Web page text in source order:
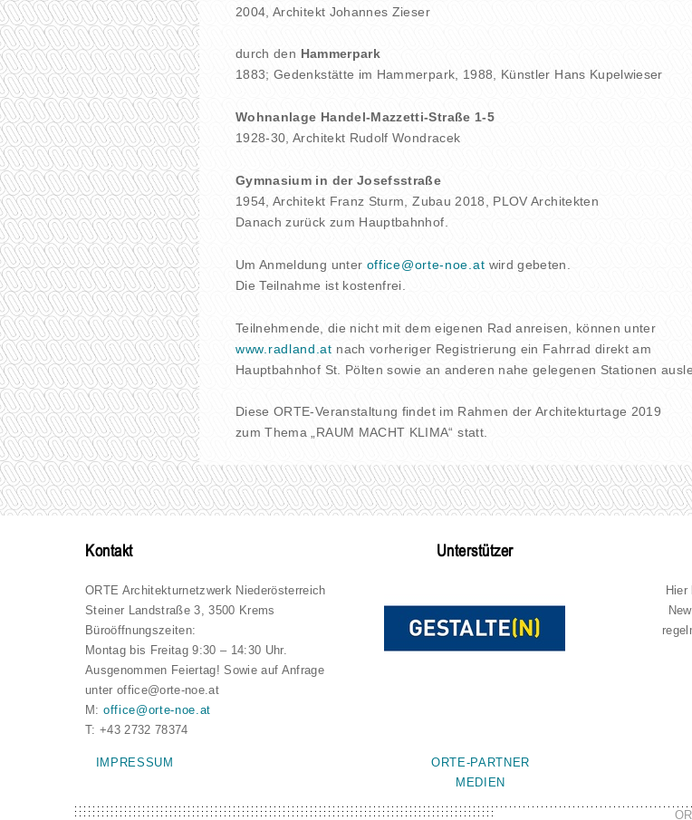
2004, Architekt Johannes Zieser
durch den Hammerpark
1883; Gedenkstätte im Hammerpark, 1988, Künstler Hans Kupelwieser
Wohnanlage Handel-Mazzetti-Straße 1-5
1928-30, Architekt Rudolf Wondracek
Gymnasium in der Josefsstraße
1954, Architekt Franz Sturm, Zubau 2018, PLOV Architekten
Danach zurück zum Hauptbahnhof.
Um Anmeldung unter office@orte-noe.at wird gebeten.
Die Teilnahme ist kostenfrei.
Teilnehmende, die nicht mit dem eigenen Rad anreisen, können unter
www.radland.at nach vorheriger Registrierung ein Fahrrad direkt am
Hauptbahnhof St. Pölten sowie an anderen nahe gelegenen Stationen
Diese ORTE-Veranstaltung findet im Rahmen der Architekturtage 2019
zum Thema „RAUM MACHT KLIMA“ statt.
Kontakt
ORTE Architekturnetzwerk Niederösterreich
Steiner Landstraße 3, 3500 Krems
Büroöffnungszeiten:
Montag bis Freitag 9:30 – 14:30 Uhr.
Ausgenommen Feiertag! Sowie auf Anfrage
unter office@orte-noe.at
M: office@orte-noe.at
T: +43 2732 78374
Unterstützer
IMPRESSUM
ORTE-PARTNER
MEDIEN